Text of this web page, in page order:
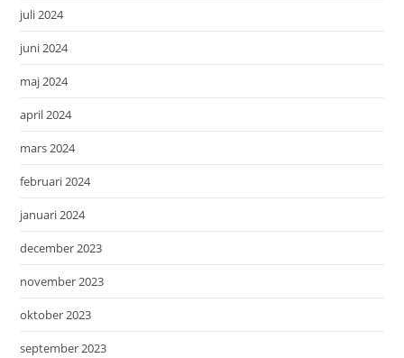
juli 2024
juni 2024
maj 2024
april 2024
mars 2024
februari 2024
januari 2024
december 2023
november 2023
oktober 2023
september 2023